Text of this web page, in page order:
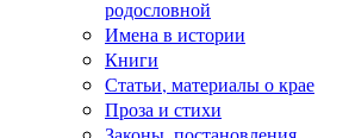
родословной
Имена в истории
Книги
Статьи, материалы о крае
Проза и стихи